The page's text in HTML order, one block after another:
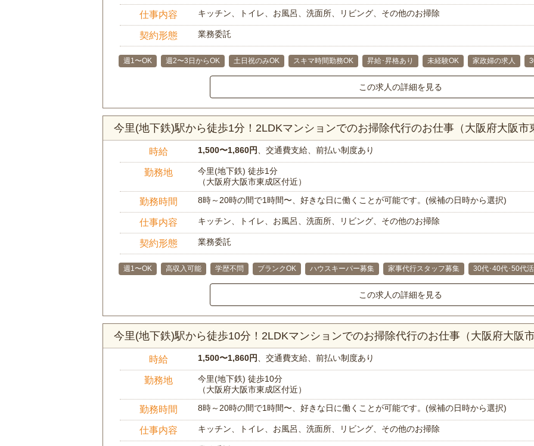
仕事内容 キッチン、トイレ、お風呂、洗面所、リビング、その他のお掃除
契約形態 業務委託
週1〜OK 週2〜3日からOK 土日祝のみOK スキマ時間勤務OK 昇給･昇格あり 未経験OK 家政婦の求人
この求人の詳細を見る
今里(地下鉄)駅から徒歩1分！2LDKマンションでのお掃除代行のお仕事（大阪府大阪市
時給 1,500〜1,860円 、交通費支給、前払い制度あり
勤務地
今里(地下鉄) 徒歩1分
（大阪府大阪市東成区付近）
勤務時間 8時～20時の間で1時間〜、好きな日に働くことが可能です。(候補の日時から選択)
仕事内容 キッチン、トイレ、お風呂、洗面所、リビング、その他のお掃除
契約形態 業務委託
週1〜OK 高収入可能 学歴不問 ブランクOK ハウスキーパー募集 家事代行スタッフ募集 30代･40代･50代
この求人の詳細を見る
今里(地下鉄)駅から徒歩10分！2LDKマンションでのお掃除代行のお仕事（大阪府大阪市
時給 1,500〜1,860円 、交通費支給、前払い制度あり
勤務地
今里(地下鉄) 徒歩10分
（大阪府大阪市東成区付近）
勤務時間 8時～20時の間で1時間〜、好きな日に働くことが可能です。(候補の日時から選択)
仕事内容 キッチン、トイレ、お風呂、洗面所、リビング、その他のお掃除